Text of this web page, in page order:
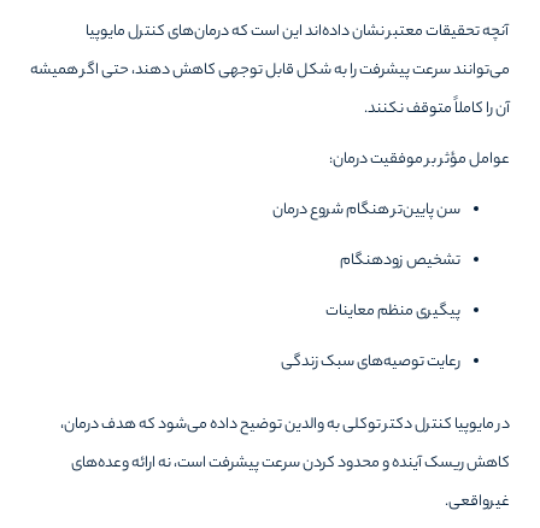
آنچه تحقیقات معتبر نشان داده‌اند این است که درمان‌های کنترل مایوپیا
می‌توانند سرعت پیشرفت را به شکل قابل توجهی کاهش دهند، حتی اگر همیشه
آن را کاملاً متوقف نکنند.
عوامل مؤثر بر موفقیت درمان:
سن پایین‌تر هنگام شروع درمان
تشخیص زودهنگام
پیگیری منظم معاینات
رعایت توصیه‌های سبک زندگی
در مایوپیا کنترل دکتر توکلی به والدین توضیح داده می‌شود که هدف درمان،
کاهش ریسک آینده و محدود کردن سرعت پیشرفت است، نه ارائه وعده‌های
غیرواقعی.